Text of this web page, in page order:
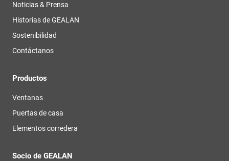
Noticias & Prensa
Historias de GEALAN
Sostenibilidad
Contáctanos
Productos
Ventanas
Puertas de casa
Elementos corredera
Socio de GEALAN